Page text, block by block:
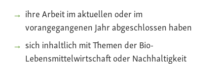
ihre Arbeit im aktuellen oder im
vorangegangenen Jahr abgeschlossen haben
sich inhaltlich mit Themen der Bio-
Lebensmittelwirtschaft oder Nachhaltigkeit